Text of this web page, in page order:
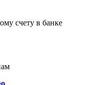
счету в банке